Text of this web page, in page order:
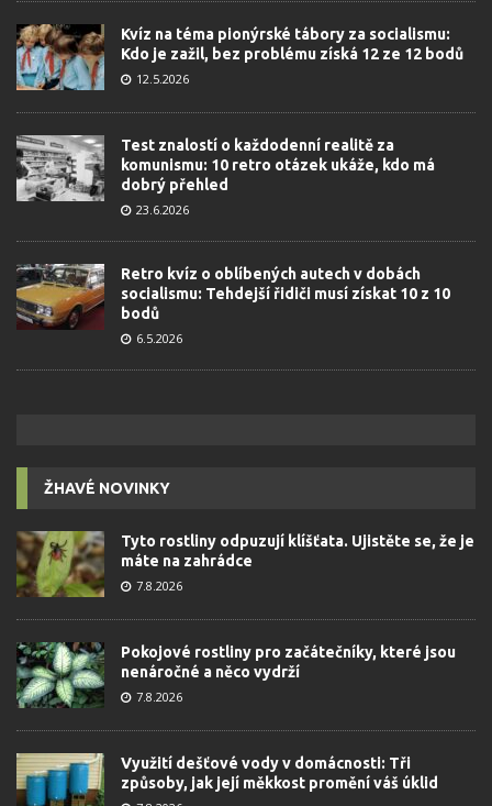
Kvíz na téma pionýrské tábory za socialismu:
Kdo je zažil, bez problému získá 12 ze 12 bodů
12.5.2026
Test znalostí o každodenní realitě za
komunismu: 10 retro otázek ukáže, kdo má
dobrý přehled
23.6.2026
Retro kvíz o oblíbených autech v dobách
socialismu: Tehdejší řidiči musí získat 10 z 10
bodů
6.5.2026
ŽHAVÉ NOVINKY
Tyto rostliny odpuzují klíšťata. Ujistěte se, že je
máte na zahrádce
7.8.2026
Pokojové rostliny pro začátečníky, které jsou
nenáročné a něco vydrží
7.8.2026
Využití dešťové vody v domácnosti: Tři
způsoby, jak její měkkost promění váš úklid